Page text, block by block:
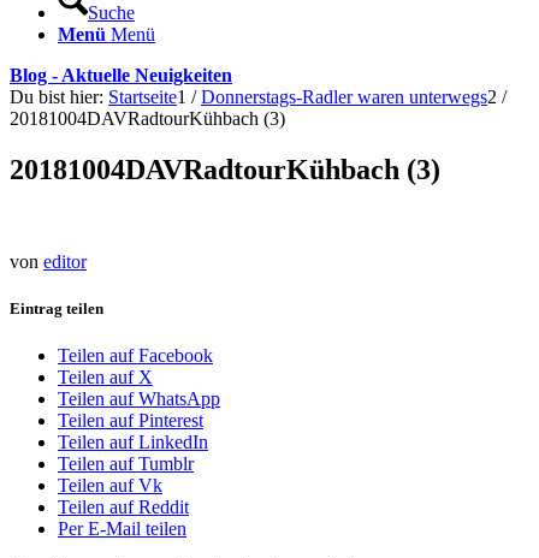
Suche
Menü Menü
Blog - Aktuelle Neuigkeiten
Du bist hier: Startseite1 / Donnerstags-Radler waren unterwegs2 /
20181004DAVRadtourKühbach (3)
20181004DAVRadtourKühbach (3)
von editor
Eintrag teilen
Teilen auf Facebook
Teilen auf X
Teilen auf WhatsApp
Teilen auf Pinterest
Teilen auf LinkedIn
Teilen auf Tumblr
Teilen auf Vk
Teilen auf Reddit
Per E-Mail teilen